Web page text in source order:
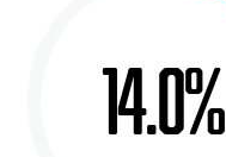
14.0%